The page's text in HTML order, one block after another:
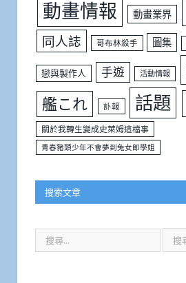
動畫情報 動畫業界
同人誌 哥布林殺手 圖集
戀與製作人 手遊 活動情報
艦これ 訃報 話題
關於我轉生變成史萊姆這檔事
青春豬頭少年不會夢到兔女郎學姐
搜索文章